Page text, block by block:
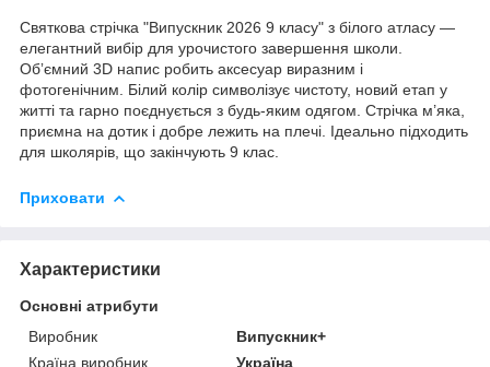
Святкова стрічка "Випускник 2026 9 класу" з білого атласу —
елегантний вибір для урочистого завершення школи.
Обʼємний 3D напис робить аксесуар виразним і
фотогенічним. Білий колір символізує чистоту, новий етап у
житті та гарно поєднується з будь-яким одягом. Стрічка м’яка,
приємна на дотик і добре лежить на плечі. Ідеально підходить
для школярів, що закінчують 9 клас.
Приховати
Характеристики
Основні атрибути
Виробник
Випускник+
Країна виробник
Україна